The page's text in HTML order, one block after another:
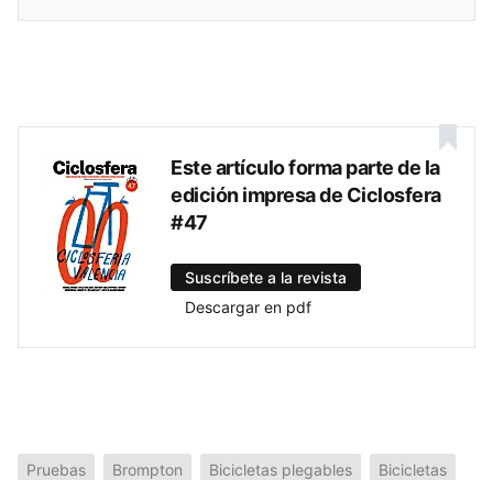
Este artículo forma parte de la
edición impresa de Ciclosfera
#47
Suscríbete a la revista
Descargar en pdf
Pruebas Brompton Bicicletas plegables Bicicletas